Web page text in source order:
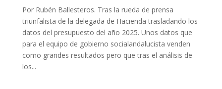
Por Rubén Ballesteros. Tras la rueda de prensa
triunfalista de la delegada de Hacienda trasladando los
datos del presupuesto del año 2025. Unos datos que
para el equipo de gobierno socialandalucista venden
como grandes resultados pero que tras el análisis de
los...